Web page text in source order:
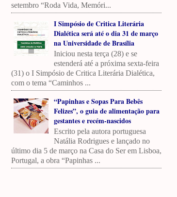
setembro “Roda Vida, Memóri...
I Simpósio de Critica Literária
Dialética será até o dia 31 de março
na Universidade de Brasília
Iniciou nesta terça (28) e se
estenderá até a próxima sexta-feira
(31) o I Simpósio de Critica Literária Dialética,
com o tema “Caminhos ...
“Papinhas e Sopas Para Bebês
Felizes”, o guia de alimentação para
gestantes e recém-nascidos
Escrito pela autora portuguesa
Natália Rodrigues e lançado no
último dia 5 de março na Casa do Ser em Lisboa,
Portugal, a obra “Papinhas ...